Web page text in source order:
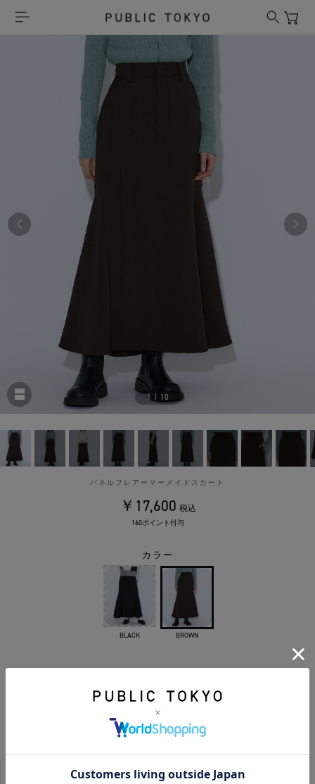
1 | 10
パネルフレアーマーメイドスカート
￥17,600 税込
160ポイント付与
カラー
BLACK BROWN
SOLD OUT
お気に入りに追加する
相談する 店舗在庫